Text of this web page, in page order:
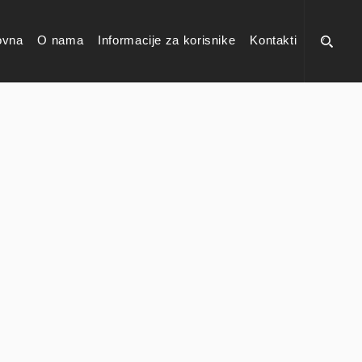
O nama Informacije za korisnike Kontakti